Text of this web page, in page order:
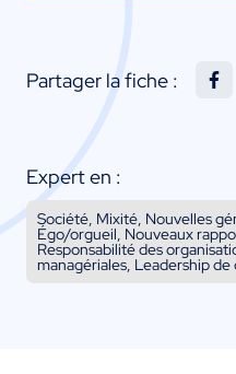
Partager la fiche :
Expert en :
Société, Mixité, Nouvelles
Égo/orgueil, Nouveaux
Responsabilité des
managériales, Leadership de